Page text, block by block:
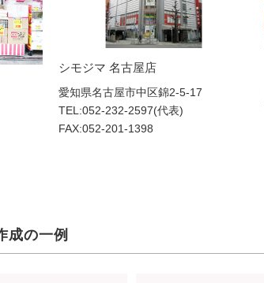
シモジマ 名古屋店
愛知県名古屋市中区錦2-5-17
TEL:052-232-2597(代表)
FAX:052-201-1398
成の一例